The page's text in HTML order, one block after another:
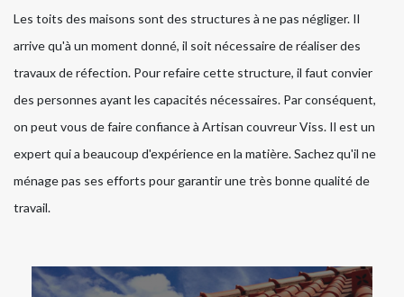
Les toits des maisons sont des structures à ne pas négliger. Il
arrive qu'à un moment donné, il soit nécessaire de réaliser des
travaux de réfection. Pour refaire cette structure, il faut convier
des personnes ayant les capacités nécessaires. Par conséquent,
on peut vous de faire confiance à Artisan couvreur Viss. Il est un
expert qui a beaucoup d'expérience en la matière. Sachez qu'il ne
ménage pas ses efforts pour garantir une très bonne qualité de
travail.